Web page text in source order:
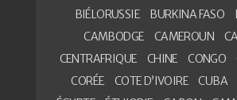
BIÉLORUSSIE
BURKINA FASO
CAMBODGE
CAMEROUN
CENTRAFRIQUE
CHINE CONGO
CORÉE
COTE D’IVOIRE CUBA